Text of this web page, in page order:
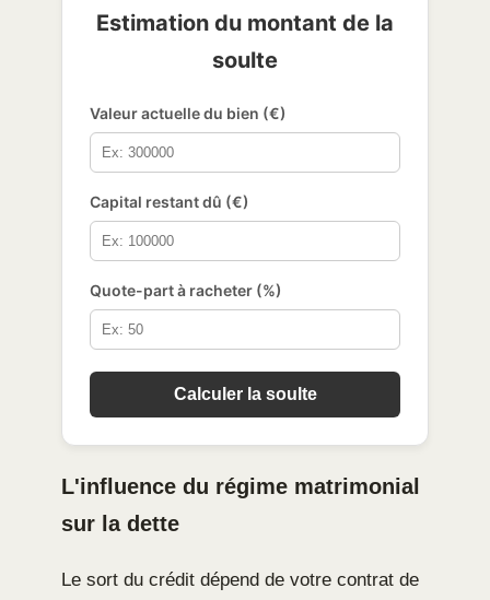
Estimation du montant de la
soulte
Valeur actuelle du bien (€)
Capital restant dû (€)
Quote-part à racheter (%)
Calculer la soulte
L'influence du régime matrimonial
sur la dette
Le sort du crédit dépend de votre contrat de